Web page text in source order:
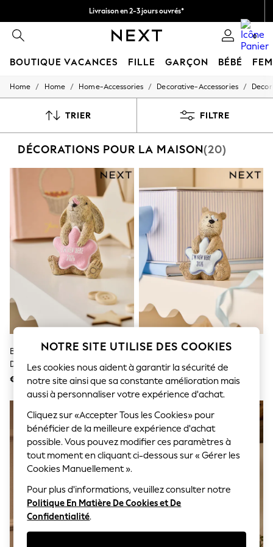
Livraison en 2-3 jours ouvrés*
Retours faciles* 0
BOUTIQUE VACANCES FILLE GARÇON BÉBÉ
HOLIDAY SHOP
All Swimwear
Beach Dresses & Kaftans
Jumpsuits & Playsuits
Linen Collection
Sandals
Shorts
Trousers
Sun Hats & Caps
T-Shirts & Vests
Sunglasses
Men's Holiday Shop
All Swimwear
Accessories
Bags & Luggage
Hats
Loafers
Polo Shirts
Sandals & Flipflops
Shorts
Sunglasses
T-Shirts
Vests
Boys Holiday Shop
All Swimwear
Ponchos & Toweling sets
Sun Hats & Caps
Polo Shirts
Rash Vests
Sandals & Sliders
Home / Home / Home-Accessories / Decorative-Accessories /
TRIER FILTRE
DÉCORATIONS POUR LA MAISON(20)
Bébé Fille Born In 2026 Bunny
Décoration
€ 7
Décoration Bébé Garçon Né
Dans 2026 Ours
€ 7
NOTRE SITE UTILISE DES COOKIES
Les cookies nous aident à garantir la sécurité de
notre site ainsi que sa constante amélioration mais
aussi à personnaliser votre expérience d'achat.
Cliquez sur «Accepter Tous les Cookies» pour
bénéficier de la meilleure expérience d'achat
possible. Vous pouvez modifier ces paramètres à
tout moment en cliquant ci-dessous sur « Gérer les
Cookies Manuellement ».
Pour plus d'informations, veuillez consulter notre
Politique En Matière De Cookies et De
Confidentialité.